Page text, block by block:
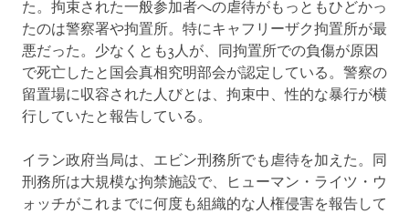
た。拘束された一般参加者への虐待がもっともひどかっ
たのは警察署や拘置所。特にキャフリーザク拘置所が最
悪だった。少なくとも3人が、同拘置所での負傷が原因
で死亡したと国会真相究明部会が認定している。警察の
留置場に収容された人びとは、拘束中、性的な暴行が横
行していたと報告している。
イラン政府当局は、エビン刑務所でも虐待を加えた。同
刑務所は大規模な拘禁施設で、ヒューマン・ライツ・ウ
ォッチがこれまでに何度も組織的な人権侵害を報告して